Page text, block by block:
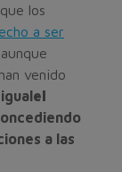
los
a ser
, aunque
venido
el
a las